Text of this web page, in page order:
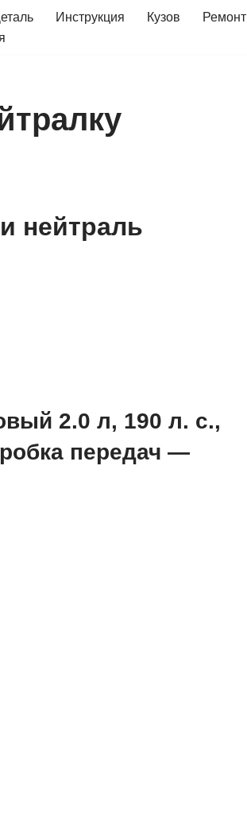
Инструкция Кузов Ремонт
нейтраль
2.0 л, 190 л. с.,
передач —